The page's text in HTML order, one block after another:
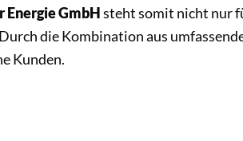
Energie GmbHsteht somit nicht nur
die Kombination aus
Kunden.